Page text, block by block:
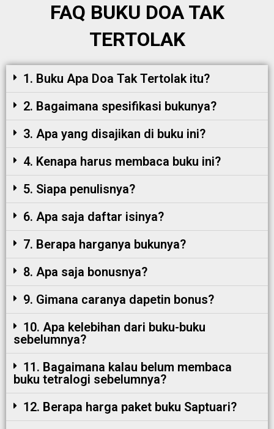
FAQ BUKU DOA TAK
TERTOLAK
1. Buku Apa Doa Tak Tertolak itu?
2. Bagaimana spesifikasi bukunya?
3. Apa yang disajikan di buku ini?
4. Kenapa harus membaca buku ini?
5. Siapa penulisnya?
6. Apa saja daftar isinya?
7. Berapa harganya bukunya?
8. Apa saja bonusnya?
9. Gimana caranya dapetin bonus?
10. Apa kelebihan dari buku-buku
sebelumnya?
11. Bagaimana kalau belum membaca
buku tetralogi sebelumnya?
12. Berapa harga paket buku Saptuari?